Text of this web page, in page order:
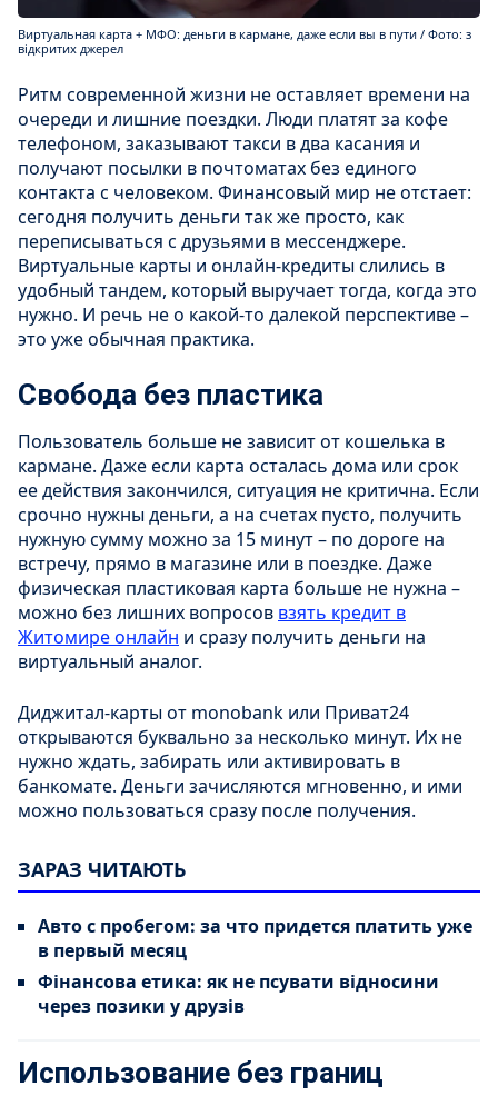
Виртуальная карта + МФО: деньги в кармане, даже если вы в пути / Фото: з
відкритих джерел
Ритм современной жизни не оставляет времени на
очереди и лишние поездки. Люди платят за кофе
телефоном, заказывают такси в два касания и
получают посылки в почтоматах без единого
контакта с человеком. Финансовый мир не отстает:
сегодня получить деньги так же просто, как
переписываться с друзьями в мессенджере.
Виртуальные карты и онлайн-кредиты слились в
удобный тандем, который выручает тогда, когда это
нужно. И речь не о какой-то далекой перспективе –
это уже обычная практика.
Свобода без пластика
Пользователь больше не зависит от кошелька в
кармане. Даже если карта осталась дома или срок
ее действия закончился, ситуация не критична. Если
срочно нужны деньги, а на счетах пусто, получить
нужную сумму можно за 15 минут – по дороге на
встречу, прямо в магазине или в поездке. Даже
физическая пластиковая карта больше не нужна –
можно без лишних вопросов взять кредит в
Житомире онлайн и сразу получить деньги на
виртуальный аналог.
Диджитал-карты от monobank или Приват24
открываются буквально за несколько минут. Их не
нужно ждать, забирать или активировать в
банкомате. Деньги зачисляются мгновенно, и ими
можно пользоваться сразу после получения.
ЗАРАЗ ЧИТАЮТЬ
Авто с пробегом: за что придется платить уже
в первый месяц
Фінансова етика: як не псувати відносини
через позики у друзів
Использование без границ